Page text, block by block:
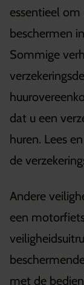
essentieel
beschermen
Sommige
dat u een
huren. Lees
de
Andere
een
met de